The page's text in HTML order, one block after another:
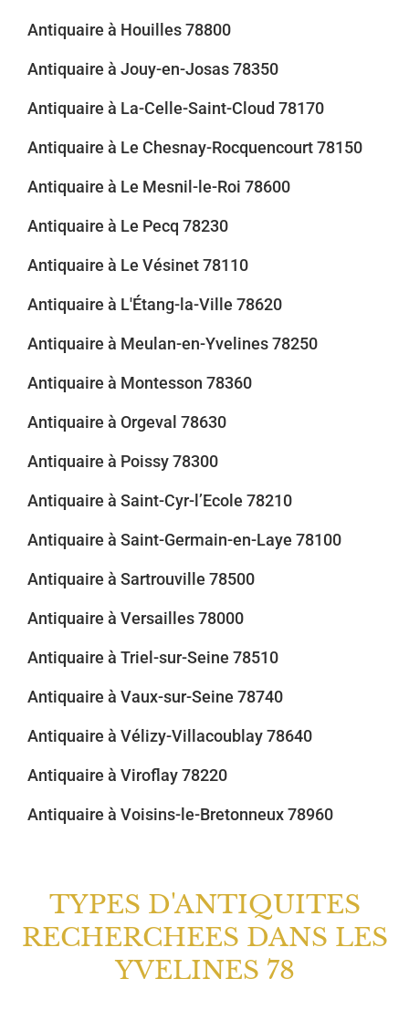
Antiquaire à Houilles 78800
Antiquaire à Jouy-en-Josas 78350
Antiquaire à La-Celle-Saint-Cloud 78170
Antiquaire à Le Chesnay-Rocquencourt 78150
Antiquaire à Le Mesnil-le-Roi 78600
Antiquaire à Le Pecq 78230
Antiquaire à Le Vésinet 78110
Antiquaire à L'Étang-la-Ville 78620
Antiquaire à Meulan-en-Yvelines 78250
Antiquaire à Montesson 78360
Antiquaire à Orgeval 78630
Antiquaire à Poissy 78300
Antiquaire à Saint-Cyr-l’Ecole 78210
Antiquaire à Saint-Germain-en-Laye 78100
Antiquaire à Sartrouville 78500
Antiquaire à Versailles 78000
Antiquaire à Triel-sur-Seine 78510
Antiquaire à Vaux-sur-Seine 78740
Antiquaire à Vélizy-Villacoublay 78640
Antiquaire à Viroflay 78220
Antiquaire à Voisins-le-Bretonneux 78960
TYPES D'ANTIQUITES
RECHERCHEES DANS LES
YVELINES 78